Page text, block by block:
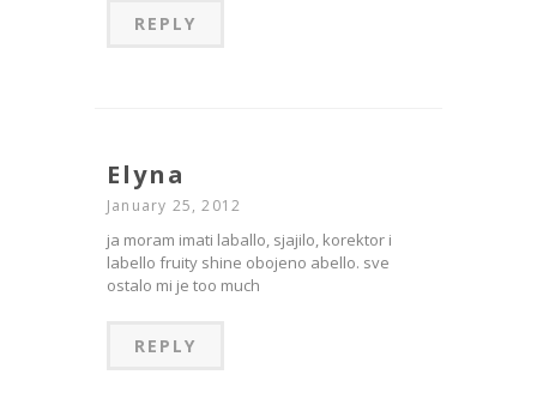
REPLY
Elyna
January 25, 2012
ja moram imati laballo, sjajilo, korektor i
labello fruity shine obojeno abello. sve
ostalo mi je too much
REPLY